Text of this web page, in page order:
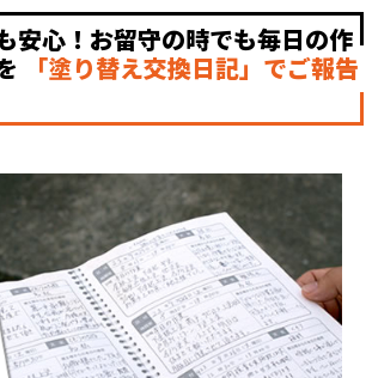
安心！お留守の時でも毎日の作
「塗り替え交換日記」でご報告